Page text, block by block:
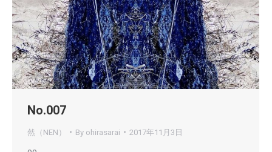
No.007
然（NEN） By ohirasarai 2017年11月3日